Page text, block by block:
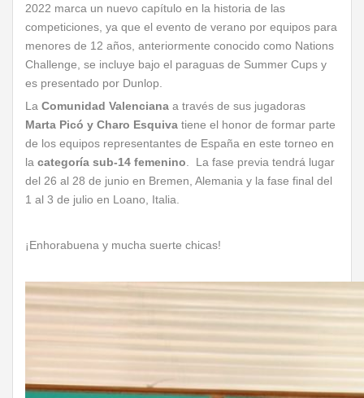
2022 marca un nuevo capítulo en la historia de las
competiciones, ya que el evento de verano por equipos para
menores de 12 años, anteriormente conocido como Nations
Challenge, se incluye bajo el paraguas de Summer Cups y
es presentado por Dunlop.
La Comunidad Valenciana a través de sus jugadoras
Marta Picó y Charo Esquiva tiene el honor de formar parte
de los equipos representantes de España en este torneo en
la categoría sub-14 femenino . La fase previa tendrá lugar
del 26 al 28 de junio en Bremen, Alemania y la fase final del
1 al 3 de julio en Loano, Italia.
¡Enhorabuena y mucha suerte chicas!